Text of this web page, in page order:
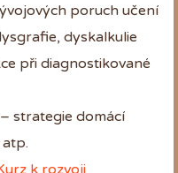
poruch učení
dyskalkulie
při diagnostikované
strategie domácí
k rozvoji